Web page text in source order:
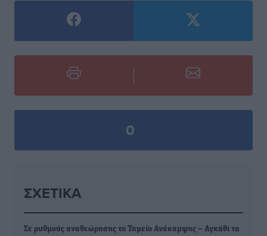
0
ΣΧΕΤΙΚΆ
Σε ρυθμούς αναθεώρησης το Ταμείο Ανάκαμψης – Αγκάθι τα